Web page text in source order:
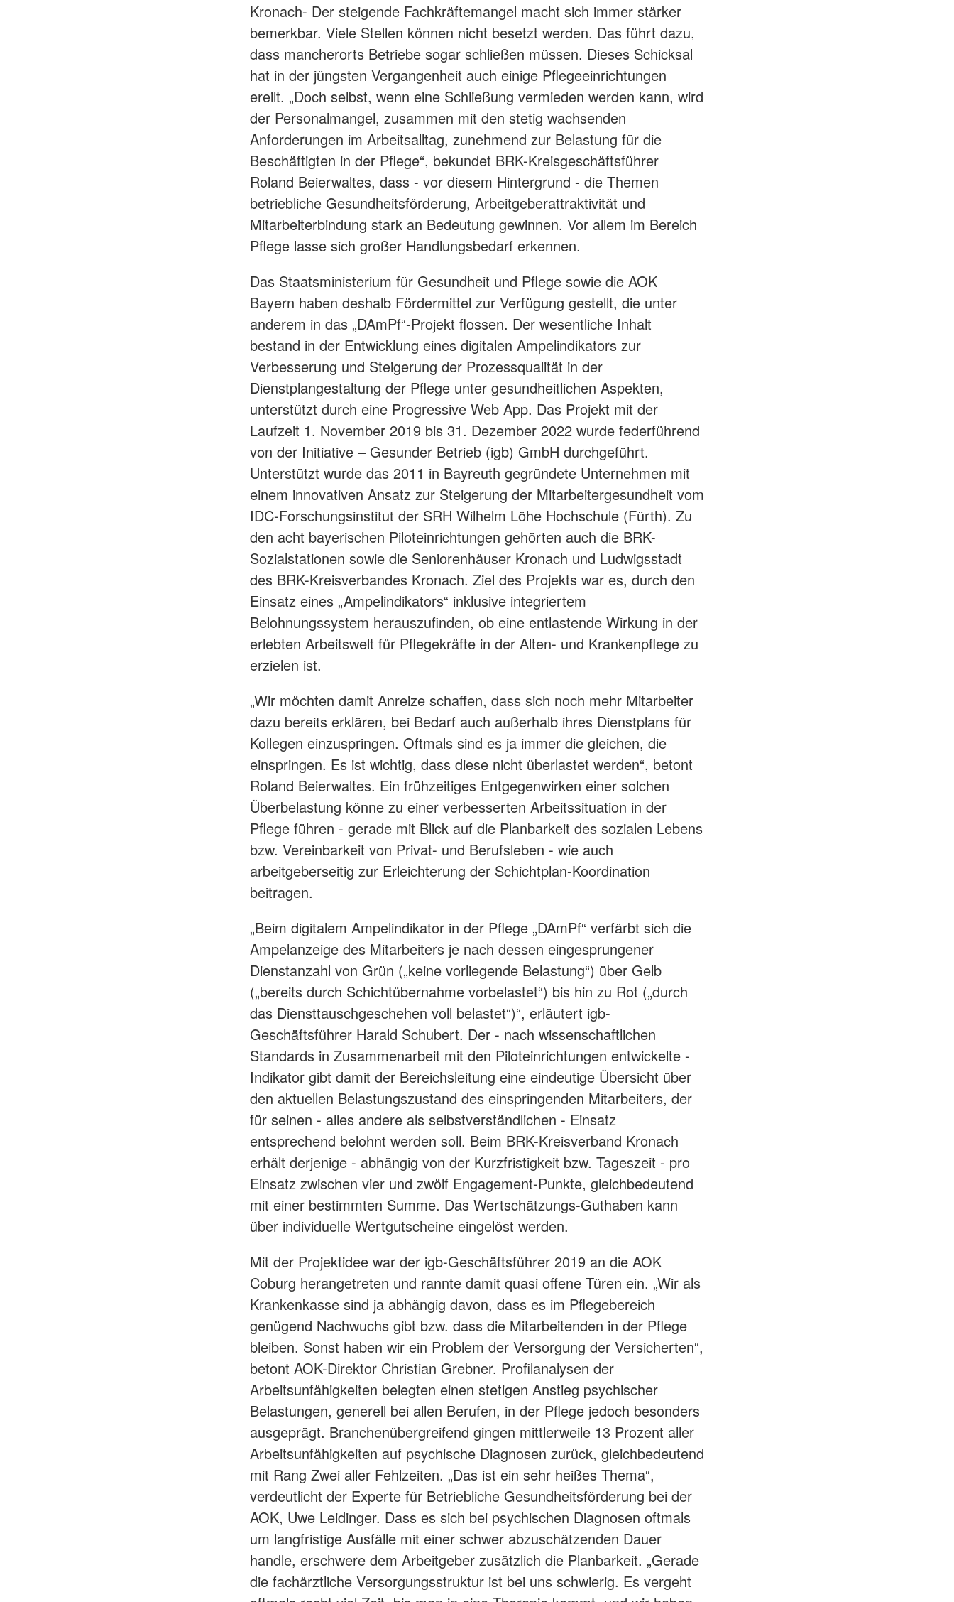
Kronach- Der steigende Fachkräftemangel macht sich immer stärker
bemerkbar. Viele Stellen können nicht besetzt werden. Das führt dazu,
dass mancherorts Betriebe sogar schließen müssen. Dieses Schicksal
hat in der jüngsten Vergangenheit auch einige Pflegeeinrichtungen
ereilt. „Doch selbst, wenn eine Schließung vermieden werden kann, wird
der Personalmangel, zusammen mit den stetig wachsenden
Anforderungen im Arbeitsalltag, zunehmend zur Belastung für die
Beschäftigten in der Pflege“, bekundet BRK-Kreisgeschäftsführer
Roland Beierwaltes, dass - vor diesem Hintergrund - die Themen
betriebliche Gesundheitsförderung, Arbeitgeberattraktivität und
Mitarbeiterbindung stark an Bedeutung gewinnen. Vor allem im Bereich
Pflege lasse sich großer Handlungsbedarf erkennen.
Das Staatsministerium für Gesundheit und Pflege sowie die AOK
Bayern haben deshalb Fördermittel zur Verfügung gestellt, die unter
anderem in das „DAmPf“-Projekt flossen. Der wesentliche Inhalt
bestand in der Entwicklung eines digitalen Ampelindikators zur
Verbesserung und Steigerung der Prozessqualität in der
Dienstplangestaltung der Pflege unter gesundheitlichen Aspekten,
unterstützt durch eine Progressive Web App. Das Projekt mit der
Laufzeit 1. November 2019 bis 31. Dezember 2022 wurde federführend
von der Initiative – Gesunder Betrieb (igb) GmbH durchgeführt.
Unterstützt wurde das 2011 in Bayreuth gegründete Unternehmen mit
einem innovativen Ansatz zur Steigerung der Mitarbeitergesundheit vom
IDC-Forschungsinstitut der SRH Wilhelm Löhe Hochschule (Fürth). Zu
den acht bayerischen Piloteinrichtungen gehörten auch die BRK-
Sozialstationen sowie die Seniorenhäuser Kronach und Ludwigsstadt
des BRK-Kreisverbandes Kronach. Ziel des Projekts war es, durch den
Einsatz eines „Ampelindikators“ inklusive integriertem
Belohnungssystem herauszufinden, ob eine entlastende Wirkung in der
erlebten Arbeitswelt für Pflegekräfte in der Alten- und Krankenpflege zu
erzielen ist.
„Wir möchten damit Anreize schaffen, dass sich noch mehr Mitarbeiter
dazu bereits erklären, bei Bedarf auch außerhalb ihres Dienstplans für
Kollegen einzuspringen. Oftmals sind es ja immer die gleichen, die
einspringen. Es ist wichtig, dass diese nicht überlastet werden“, betont
Roland Beierwaltes. Ein frühzeitiges Entgegenwirken einer solchen
Überbelastung könne zu einer verbesserten Arbeitssituation in der
Pflege führen - gerade mit Blick auf die Planbarkeit des sozialen Lebens
bzw. Vereinbarkeit von Privat- und Berufsleben - wie auch
arbeitgeberseitig zur Erleichterung der Schichtplan-Koordination
beitragen.
„Beim digitalem Ampelindikator in der Pflege „DAmPf“ verfärbt sich die
Ampelanzeige des Mitarbeiters je nach dessen eingesprungener
Dienstanzahl von Grün („keine vorliegende Belastung“) über Gelb
(„bereits durch Schichtübernahme vorbelastet“) bis hin zu Rot („durch
das Diensttauschgeschehen voll belastet“)“, erläutert igb-
Geschäftsführer Harald Schubert. Der - nach wissenschaftlichen
Standards in Zusammenarbeit mit den Piloteinrichtungen entwickelte -
Indikator gibt damit der Bereichsleitung eine eindeutige Übersicht über
den aktuellen Belastungszustand des einspringenden Mitarbeiters, der
für seinen - alles andere als selbstverständlichen - Einsatz
entsprechend belohnt werden soll. Beim BRK-Kreisverband Kronach
erhält derjenige - abhängig von der Kurzfristigkeit bzw. Tageszeit - pro
Einsatz zwischen vier und zwölf Engagement-Punkte, gleichbedeutend
mit einer bestimmten Summe. Das Wertschätzungs-Guthaben kann
über individuelle Wertgutscheine eingelöst werden.
Mit der Projektidee war der igb-Geschäftsführer 2019 an die AOK
Coburg herangetreten und rannte damit quasi offene Türen ein. „Wir als
Krankenkasse sind ja abhängig davon, dass es im Pflegebereich
genügend Nachwuchs gibt bzw. dass die Mitarbeitenden in der Pflege
bleiben. Sonst haben wir ein Problem der Versorgung der Versicherten“,
betont AOK-Direktor Christian Grebner. Profilanalysen der
Arbeitsunfähigkeiten belegten einen stetigen Anstieg psychischer
Belastungen, generell bei allen Berufen, in der Pflege jedoch besonders
ausgeprägt. Branchenübergreifend gingen mittlerweile 13 Prozent aller
Arbeitsunfähigkeiten auf psychische Diagnosen zurück, gleichbedeutend
mit Rang Zwei aller Fehlzeiten. „Das ist ein sehr heißes Thema“,
verdeutlicht der Experte für Betriebliche Gesundheitsförderung bei der
AOK, Uwe Leidinger. Dass es sich bei psychischen Diagnosen oftmals
um langfristige Ausfälle mit einer schwer abzuschätzenden Dauer
handle, erschwere dem Arbeitgeber zusätzlich die Planbarkeit. „Gerade
die fachärztliche Versorgungsstruktur ist bei uns schwierig. Es vergeht